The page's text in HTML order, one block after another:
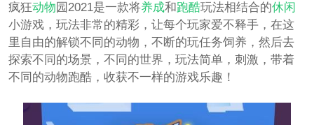
疯狂动物园2021是一款将养成和跑酷玩法相结合的休闲
小游戏，玩法非常的精彩，让每个玩家爱不释手，在这
里自由的解锁不同的动物，不断的玩任务饲养，然后去
探索不同的场景，不同的世界，玩法简单，刺激，带着
不同的动物跑酷，收获不一样的游戏乐趣！